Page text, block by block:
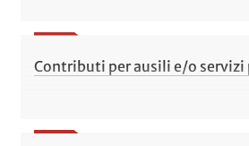
Contributi per ausili e/o servizi